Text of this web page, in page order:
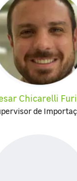
Chicarelli
de